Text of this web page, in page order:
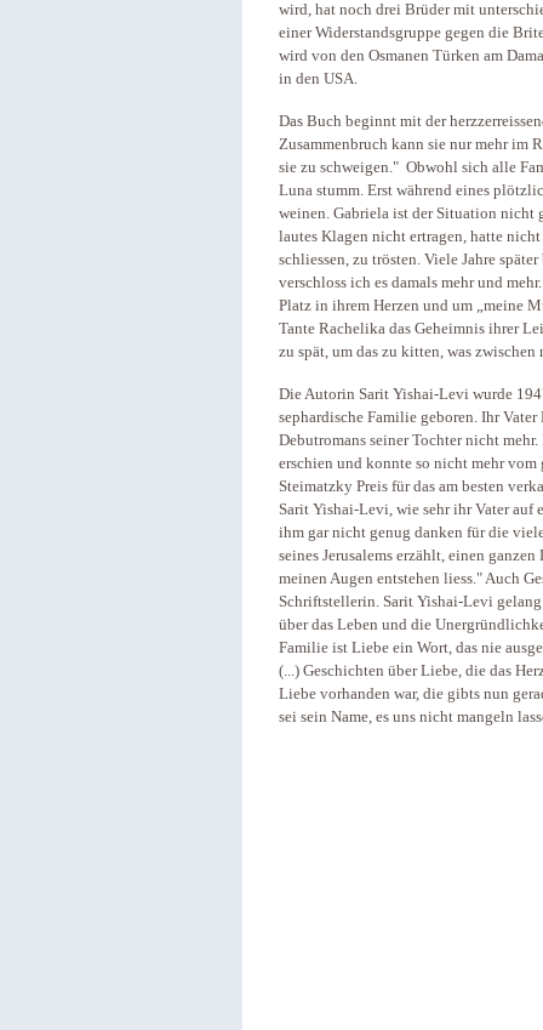
wird, hat noch drei Brüder mit
einer Widerstandsgruppe gegen die
wird von den Osmanen Türken am
in den USA.
Das Buch beginnt mit der
Zusammenbruch kann sie nur mehr im
sie zu schweigen." Obwohl sich alle
Luna stumm. Erst während eines
weinen. Gabriela ist der Situation nicht
lautes Klagen nicht ertragen, hatte
schliessen, zu trösten. Viele Jahre
verschloss ich es damals mehr und
Platz in ihrem Herzen und um „meine
Tante Rachelika das Geheimnis ihrer
zu spät, um das zu kitten, was
Die Autorin Sarit Yishai-Levi wurde
sephardische Familie geboren. Ihr
Debutromans seiner Tochter nicht
erschien und konnte so nicht mehr vom
Steimatzky Preis für das am besten
Sarit Yishai-Levi, wie sehr ihr Vater auf
ihm gar nicht genug danken für die
seines Jerusalems erzählt, einen
meinen Augen entstehen liess." Auch
Schriftstellerin. Sarit Yishai-Levi
über das Leben und die
Familie ist Liebe ein Wort, das nie
(...) Geschichten über Liebe, die das
Liebe vorhanden war, die gibts nun
sei sein Name, es uns nicht mangeln